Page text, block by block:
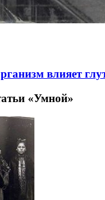
влияет
«Умной»